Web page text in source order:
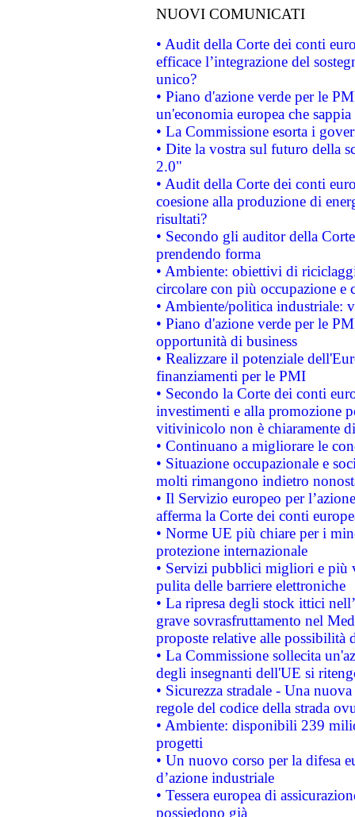
NUOVI COMUNICATI
• Audit della Corte dei conti
efficace l’integrazione del
unico?
• Piano d'azione verde per le
un'economia europea che
• La Commissione esorta i
• Dite la vostra sul futuro della
2.0"
• Audit della Corte dei conti
coesione alla produzione di
risultati?
• Secondo gli auditor della
prendendo forma
• Ambiente: obiettivi di
circolare con più occupazione e
• Ambiente/politica industriale:
• Piano d'azione verde per le
opportunità di business
• Realizzare il potenziale
finanziamenti per le PMI
• Secondo la Corte dei conti
investimenti e alla promozione
vitivinicolo non è chiaramente
• Continuano a migliorare le
• Situazione occupazionale e
molti rimangono indietro
• Il Servizio europeo per
afferma la Corte dei conti
• Norme UE più chiare per i
protezione internazionale
• Servizi pubblici migliori e più
pulita delle barriere elettroniche
• La ripresa degli stock ittici
grave sovrasfruttamento nel
proposte relative alle possibilità
• La Commissione sollecita
degli insegnanti dell'UE si
• Sicurezza stradale - Una
regole del codice della strada
• Ambiente: disponibili 239
progetti
• Un nuovo corso per la difesa
d’azione industriale
• Tessera europea di
possiedono già